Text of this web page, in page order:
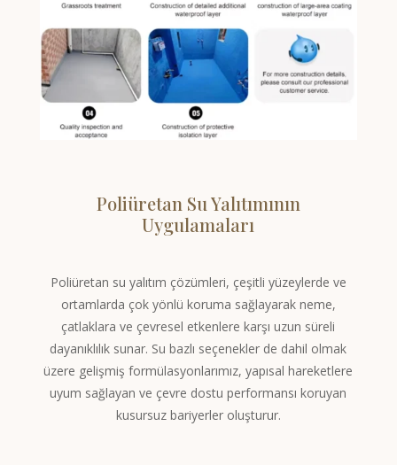
Poliüretan Su Yalıtımının
Uygulamaları
Poliüretan su yalıtım çözümleri, çeşitli yüzeylerde ve
ortamlarda çok yönlü koruma sağlayarak neme,
çatlaklara ve çevresel etkenlere karşı uzun süreli
dayanıklılık sunar. Su bazlı seçenekler de dahil olmak
üzere gelişmiş formülasyonlarımız, yapısal hareketlere
uyum sağlayan ve çevre dostu performansı koruyan
kusursuz bariyerler oluşturur.